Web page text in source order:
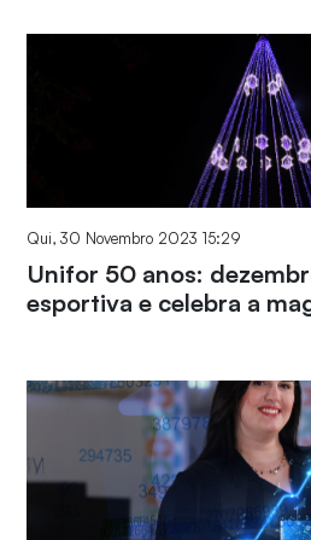
Qui, 30 Novembro 2023 15:29
Unifor 50 anos:
esportiva e celebra a